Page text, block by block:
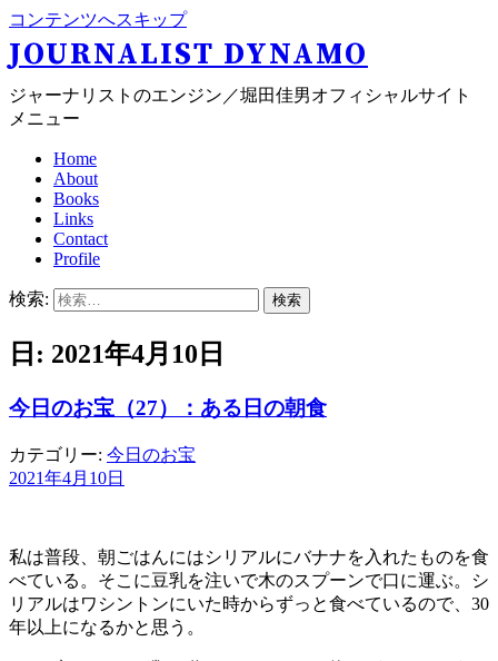
コンテンツへスキップ
JOURNALIST DYNAMO
ジャーナリストのエンジン／堀田佳男オフィシャルサイト
メニュー
Home
About
Books
Links
Contact
Profile
検索:
日: 2021年4月10日
今日のお宝（27）：ある日の朝食
カテゴリー: 今日のお宝
2021年4月10日
私は普段、朝ごはんにはシリアルにバナナを入れたものを食
べている。そこに豆乳を注いで木のスプーンで口に運ぶ。シ
リアルはワシントンにいた時からずっと食べているので、30
年以上になるかと思う。